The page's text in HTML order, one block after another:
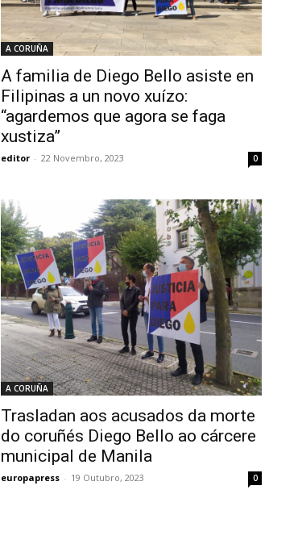
A CORUÑA
A familia de Diego Bello asiste en
Filipinas a un novo xuízo:
“agardemos que agora se faga
xustiza”
editor - 22 Novembro, 2023 0
A CORUÑA
Trasladan aos acusados da morte
do coruñés Diego Bello ao cárcere
municipal de Manila
europapress - 19 Outubro, 2023 0